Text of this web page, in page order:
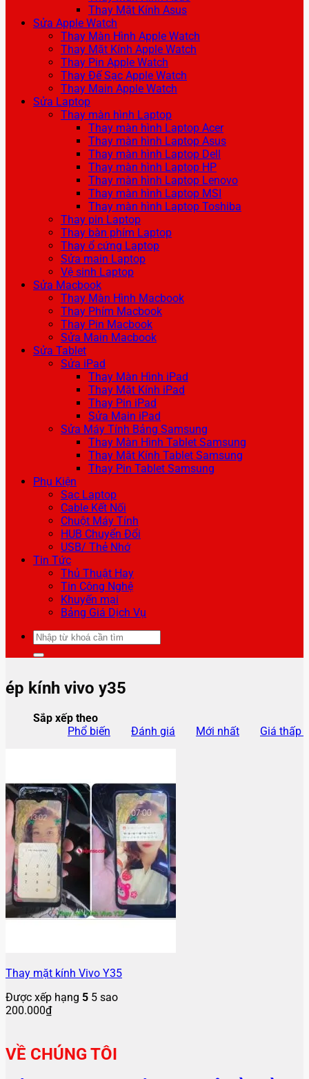
Thay Mặt Kính Asus
Sửa Apple Watch
Thay Màn Hình Apple Watch
Thay Mặt Kính Apple Watch
Thay Pin Apple Watch
Thay Đế Sạc Apple Watch
Thay Main Apple Watch
Sửa Laptop
Thay màn hình Laptop
Thay màn hình Laptop Acer
Thay màn hình Laptop Asus
Thay màn hình Laptop Dell
Thay màn hình Laptop HP
Thay màn hình Laptop Lenovo
Thay màn hình Laptop MSI
Thay màn hình Laptop Toshiba
Thay pin Laptop
Thay bàn phím Laptop
Thay ổ cứng Laptop
Sửa main Laptop
Vệ sinh Laptop
Sửa Macbook
Thay Màn Hình Macbook
Thay Phím Macbook
Thay Pin Macbook
Sửa Main Macbook
Sửa Tablet
Sửa iPad
Thay Màn Hình iPad
Thay Mặt Kính iPad
Thay Pin iPad
Sửa Main iPad
Sửa Máy Tính Bảng Samsung
Thay Màn Hình Tablet Samsung
Thay Mặt Kính Tablet Samsung
Thay Pin Tablet Samsung
Phụ Kiện
Sạc Laptop
Cable Kết Nối
Chuột Máy Tính
HUB Chuyển Đổi
USB/ Thẻ Nhớ
Tin Tức
Thủ Thuật Hay
Tin Công Nghệ
Khuyến mại
Bảng Giá Dịch Vụ
Tìm
kiếm:
ép kính vivo y35
Sắp xếp theo
Phổ biến
Đánh giá Mới nhất Giá thấp
Thay mặt kính Vivo Y35
Được xếp hạng 5 5 sao
200.000₫
VỀ CHÚNG TÔI